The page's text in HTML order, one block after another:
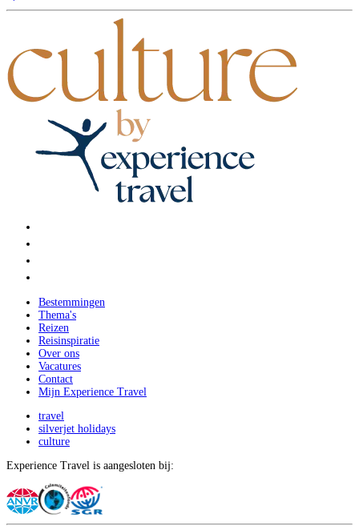
Bestemmingen
Thema's
Reizen
Reisinspiratie
Over ons
Vacatures
Contact
Mijn Experience Travel
travel
silverjet holidays
culture
Experience Travel is aangesloten bij: